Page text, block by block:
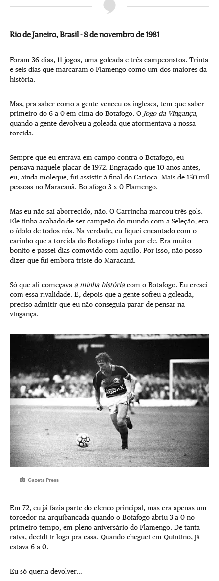
Rio de Janeiro, Brasil - 8 de novembro de 1981
Foram 36 dias, 11 jogos, uma goleada e três campeonatos. Trinta
e seis dias que marcaram o Flamengo como um dos maiores da
história.
Mas, pra saber como a gente venceu os ingleses, tem que saber
primeiro do 6 a 0 em cima do Botafogo. O Jogo da Vingança,
quando a gente devolveu a goleada que atormentava a nossa
torcida.
Sempre que eu entrava em campo contra o Botafogo, eu
pensava naquele placar de 1972. Engraçado que 10 anos antes,
eu, ainda moleque, fui assistir à final do Carioca. Mais de 150 mil
pessoas no Maracanã. Botafogo 3 x 0 Flamengo.
Mas eu não saí aborrecido, não. O Garrincha marcou três gols.
Ele tinha acabado de ser campeão do mundo com a Seleção, era
o ídolo de todos nós. Na verdade, eu fiquei encantado com o
carinho que a torcida do Botafogo tinha por ele. Era muito
bonito e passei dias comovido com aquilo. Por isso, não posso
dizer que fui embora triste do Maracanã.
Só que ali começava a minha históriacom o Botafogo. Eu cresci
com essa rivalidade. E, depois que a gente sofreu a goleada,
preciso admitir que eu não conseguia parar de pensar na
vingança.
Gazeta Press
Em 72, eu já fazia parte do elenco principal, mas era apenas um
torcedor na arquibancada quando o Botafogo abriu 3 a 0 no
primeiro tempo, em pleno aniversário do Flamengo. De tanta
raiva, decidi ir logo pra casa. Quando cheguei em Quintino, já
estava 6 a 0.
Eu só queria devolver…